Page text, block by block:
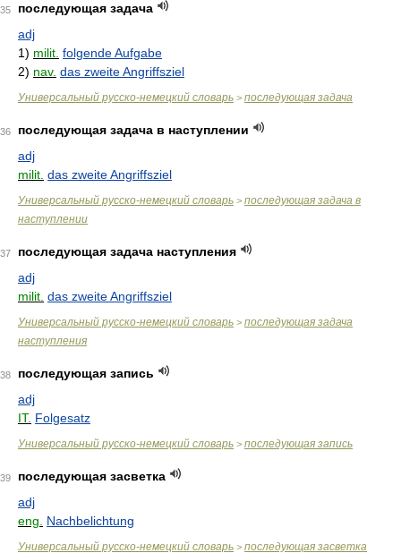
35
последующая задача
adj
1) milit. folgende Aufgabe
2) nav. das zweite Angriffsziel
Универсальный русско-немецкий словарь > последующая задача
36
последующая задача в наступлении
adj
milit. das zweite Angriffsziel
Универсальный русско-немецкий словарь > последующая задача в
наступлении
37
последующая задача наступления
adj
milit. das zweite Angriffsziel
Универсальный русско-немецкий словарь > последующая задача
наступления
38
последующая запись
adj
IT. Folgesatz
Универсальный русско-немецкий словарь > последующая запись
39
последующая засветка
adj
eng.
Nachbelichtung
Универсальный русско-немецкий словарь > последующая засветка